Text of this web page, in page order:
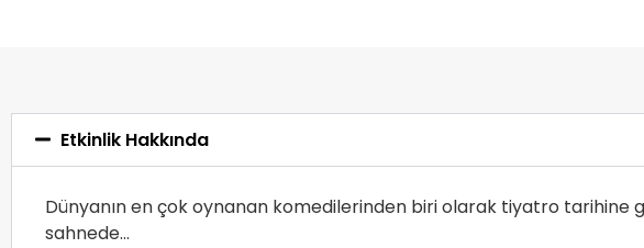
Etkinlik Hakkında
Dünyanın en çok oynanan komedilerinden biri olarak tiyatro tarihine
sahnede…